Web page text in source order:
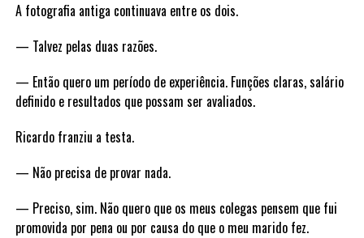
A fotografia antiga continuava entre os dois.
— Talvez pelas duas razões.
— Então quero um período de experiência. Funções claras, salário
definido e resultados que possam ser avaliados.
Ricardo franziu a testa.
— Não precisa de provar nada.
— Preciso, sim. Não quero que os meus colegas pensem que fui
promovida por pena ou por causa do que o meu marido fez.